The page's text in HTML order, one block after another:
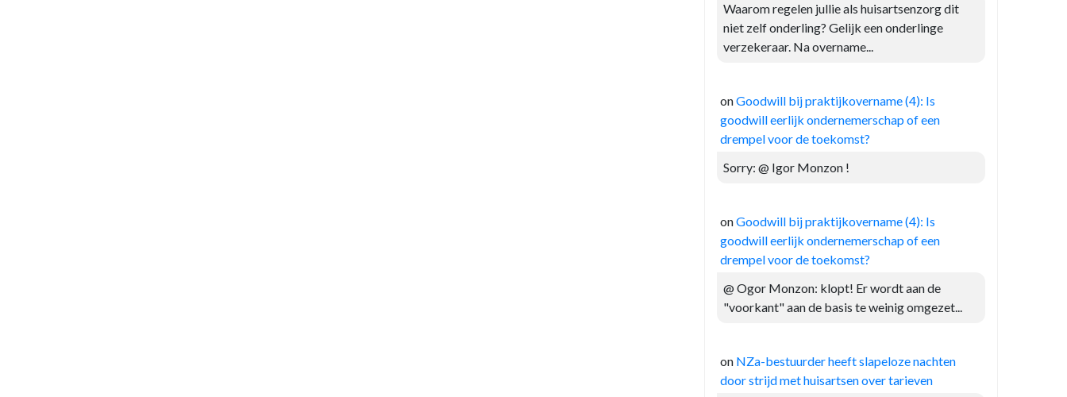
Waarom regelen jullie als huisartsenzorg dit
niet zelf onderling? Gelijk een onderlinge
verzekeraar. Na overname...
onGoodwill bij praktijkovername (4): Is
goodwill eerlijk ondernemerschap of een
drempel voor de toekomst?
Sorry: @ Igor Monzon !
onGoodwill bij praktijkovername (4): Is
goodwill eerlijk ondernemerschap of een
drempel voor de toekomst?
@ Ogor Monzon: klopt! Er wordt aan de
"voorkant" aan de basis te weinig omgezet...
on NZa-bestuurder heeft slapeloze nachten
door strijd met huisartsen over tarieven